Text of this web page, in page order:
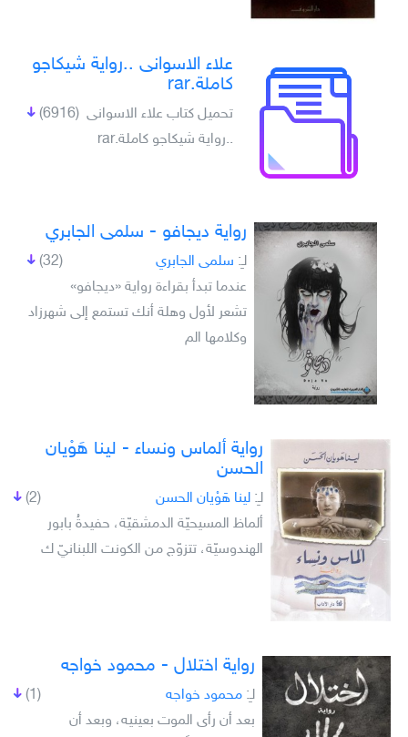
علاء الاسوانى ..رواية شيكاجو
كاملة.rar
(6916) تحميل كتاب علاء الاسوانى
..رواية شيكاجو كاملة.rar
رواية ديجافو - سلمى الجابري
(32) لـِ: سلمى الجابري
عندما تبدأ بقراءة رواية «ديجافو»
تشعر لأول وهلة أنك تستمع إلى شهرزاد
وكلامها الم
رواية ألماس ونساء - لينا هَوْيان
الحسن
(2) لـِ: لينا هَوْيان الحسن
ألماظ المسيحيّة الدمشقيّة، حفيدةُ بابور
الهندوسيّة، تتزوّج من الكونت اللبنانيّ ك
رواية اختلال - محمود خواجه
(1) لـِ: محمود خواجه
بعد أن رأى الموت بعينيه، وبعد أن